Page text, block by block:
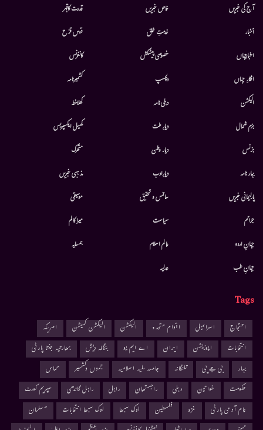
آج کی خبریں
أخبار
اخبارجہاں
افکارِ جہاں
الیکشن
بزم شمال
بزنس
بہار نامہ
پارلیمانی خبریں
جرائم
جہانِ اردو
جہانِ طب
خاص خبریں
خدمتِ خلق
خصوصی پیشکش
دلچسپ
دہلی نامہ
دیارِ ملت
دیار وطن
دیارِادب
سائنس و تحقیق
سیاست
عالم اسلام
عدلیہ
قدرت کاقہر
قوس قزح
کانفرنس
کشمیرنامہ
کھلاخط
کھیل ایکسپریس
متحرك
مذہبی خبریں
موسيقى
میرا کالم
ہمسایہ
Tags
احتجاج اسرائیل اقوام متحدہ الیکشن الیکشن کمیشن
امریکہ
انتخابات
اپوزیشن ایران اے ایم یو بنگلہ دیش
بھارتیہ جنتا پارٹی
بہار
بی جے پی تلنگانہ جامعہ ملیہ اسلامیہ جموں وکشمیر
حماس
حکومت
خواتین دہلی راجستھان راہل راہل گاندھی
سپریم کورٹ
عام آدمی پارٹی
غزہ فلسطین لوک سبھا لوک سبھا انتخابات
مسلمان